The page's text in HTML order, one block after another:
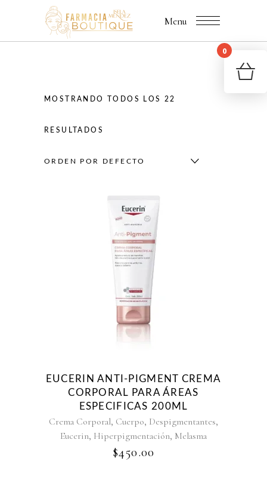
Menu
MOSTRANDO TODOS LOS 22
RESULTADOS
ORDEN POR DEFECTO
EUCERIN ANTI-PIGMENT CREMA
CORPORAL PARA ÁREAS
ESPECIFICAS 200ML
Crema Corporal, Cuerpo, Despigmentantes,
Eucerin, Hiperpigmentación, Melasma
$450.00
0